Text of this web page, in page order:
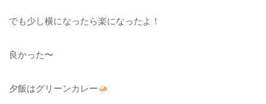
でも少し横になったら楽になったよ！
良かった〜
夕飯はグリーンカレー